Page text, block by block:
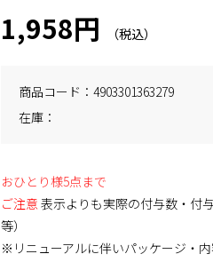
1,958円
商品コード
4903301363279
在庫
おひとり様5点まで
ご注意 表示よりも実際の付与数・付
等）
※リニューアルに伴いパッケージ・